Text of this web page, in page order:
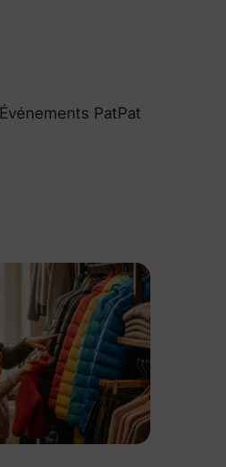
Événements PatPat